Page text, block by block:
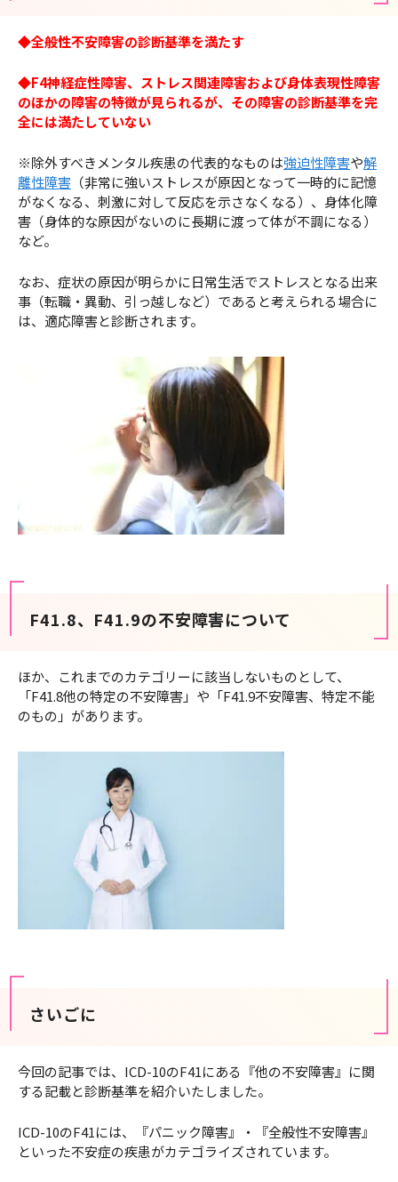
◆全般性不安障害の診断基準を満たす
◆F4神経症性障害、ストレス関連障害および身体表現性障害
のほかの障害の特徴が見られるが、その障害の診断基準を完
全には満たしていない
※除外すべきメンタル疾患の代表的なものは強迫性障害や解
離性障害 （非常に強いストレスが原因となって一時的に記憶
がなくなる、刺激に対して反応を示さなくなる）、身体化障
害（身体的な原因がないのに長期に渡って体が不調になる）
など。
なお、症状の原因が明らかに日常生活でストレスとなる出来
事（転職・異動、引っ越しなど）であると考えられる場合に
は、適応障害と診断されます。
F41.8、F41.9の不安障害について
ほか、これまでのカテゴリーに該当しないものとして、
「F41.8他の特定の不安障害」や「F41.9不安障害、特定不能
のもの」があります。
さいごに
今回の記事では、ICD-10のF41にある『他の不安障害』に関
する記載と診断基準を紹介いたしました。
ICD-10のF41には、『パニック障害』・『全般性不安障害』
といった不安症の疾患がカテゴライズされています。